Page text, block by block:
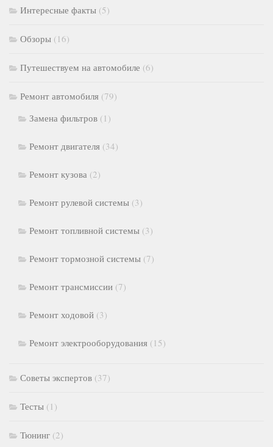
Интересные факты (5)
Обзоры (16)
Путешествуем на автомобиле (6)
Ремонт автомобиля (79)
Замена фильтров (1)
Ремонт двигателя (34)
Ремонт кузова (2)
Ремонт рулевой системы (3)
Ремонт топливной системы (3)
Ремонт тормозной системы (7)
Ремонт трансмиссии (7)
Ремонт ходовой (3)
Ремонт электрооборудования (15)
Советы экспертов (37)
Тесты (1)
Тюнинг (2)